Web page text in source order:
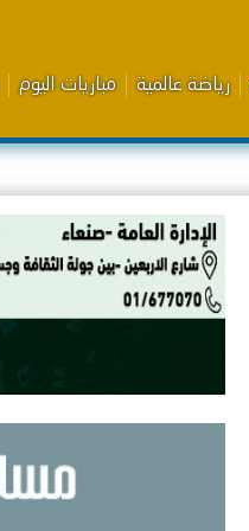
رياضة عالمية مباريات اليوم